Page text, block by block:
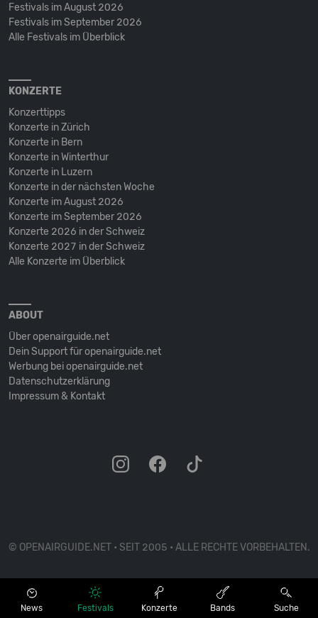
News Festivals Konzerte Bands Suche
Festivals im August 2026
Festivals im September 2026
Alle Festivals im Überblick
KONZERTE
Konzerttipps
Konzerte in Zürich
Konzerte in Bern
Konzerte in Winterthur
Konzerte in Luzern
Konzerte in der nächsten Woche
Konzerte im August 2026
Konzerte im September 2026
Konzerte 2026 in der Schweiz
Konzerte 2027 in der Schweiz
Alle Konzerte im Überblick
ABOUT
Über openairguide.net
Dein Support für openairguide.net
Werbung bei openairguide.net
Datenschutz­erklärung
Impressum & Kontakt
© OPENAIRGUIDE.NET • SEIT 2005 • ALLE RECHTE VORBEHALTEN.